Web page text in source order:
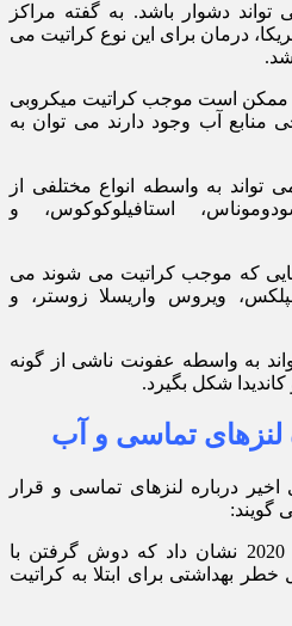
دشوار باشد. به گفته مراکز
درمان برای این نوع کراتیت می
ممکن است موجب کراتیت میکروبی
منابع آب وجود دارند می توان به
تواند به واسطه انواع مختلفی از
استافیلوکوکوس، و
که موجب کراتیت می شوند می
ویروس واریسلا زوستر، و
به واسطه عفونت ناشی از گونه
شکل بگیرد.
لنزهای تماسی و آب
اخیر درباره لنزهای تماسی و قرار
گویند:
– مطالعه ای کوچک در سال 2020 نشان داد که دوش گرفتن با
بهداشتی برای ابتلا به کراتیت